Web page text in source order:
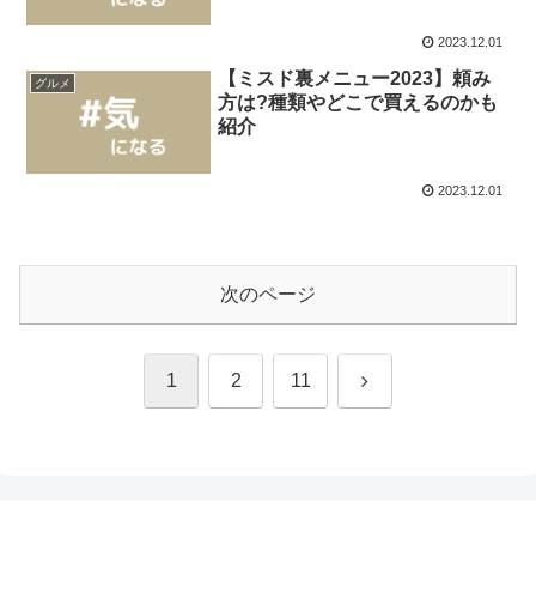
2023.12.01
グルメ
【ミスド裏メニュー2023】頼み
方は?種類やどこで買えるのかも
紹介
2023.12.01
次のページ
1 2 11 次